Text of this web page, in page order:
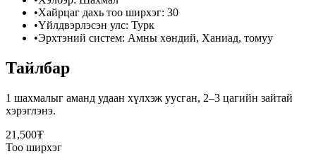
•Хайрцаг дахь тоо ширхэг: 30
•Үйлдвэрлэсэн улс: Турк
•Эрхтэний систем: Амны хөндий, Ханиад, томуу
Тайлбар
1 шахмалыг аманд удаан хүлхэж уусган, 2–3 цагийн зайтай
хэрэглэнэ.
21,500₮
Тоо ширхэг